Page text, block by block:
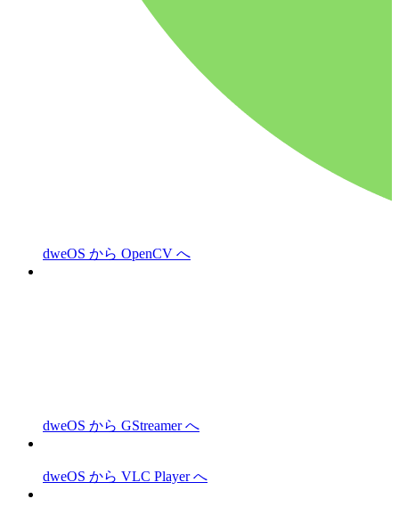
dweOS から OpenCV へ
dweOS から GStreamer へ
dweOS から VLC Player へ